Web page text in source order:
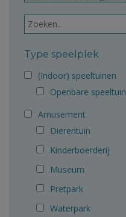
Type speelplek
(Indoor) speeltuinen
Openbare speeltuin
Amusement
Dierentuin
Kinderboerderij
Museum
Pretpark
Waterpark